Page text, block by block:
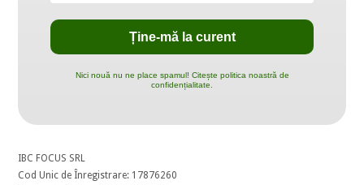
Nici nouă nu ne place spamul! Citește politica noastră de
confidențialitate.
IBC FOCUS SRL
Cod Unic de Înregistrare: 17876260